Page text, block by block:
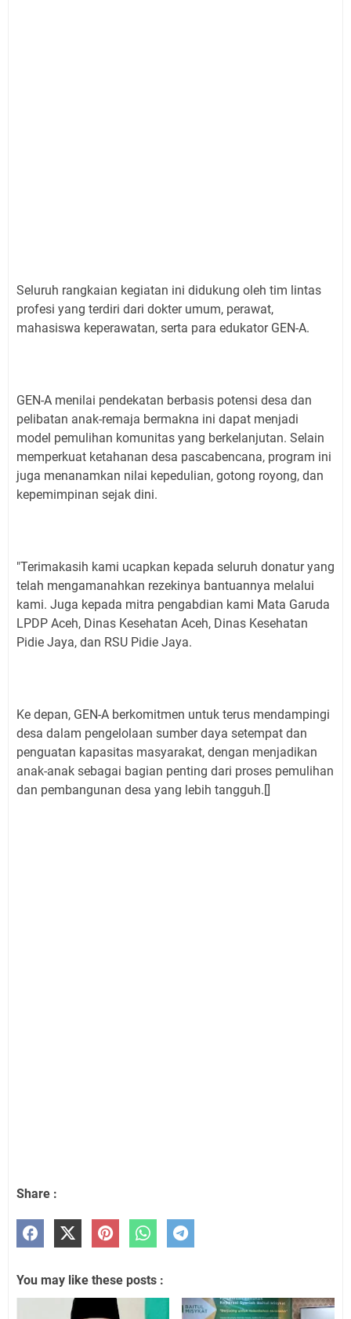
Seluruh rangkaian kegiatan ini didukung oleh tim lintas
profesi yang terdiri dari dokter umum, perawat,
mahasiswa keperawatan, serta para edukator GEN-A.
GEN-A menilai pendekatan berbasis potensi desa dan
pelibatan anak-remaja bermakna ini dapat menjadi
model pemulihan komunitas yang berkelanjutan. Selain
memperkuat ketahanan desa pascabencana, program ini
juga menanamkan nilai kepedulian, gotong royong, dan
kepemimpinan sejak dini.
"Terimakasih kami ucapkan kepada seluruh donatur yang
telah mengamanahkan rezekinya bantuannya melalui
kami. Juga kepada mitra pengabdian kami Mata Garuda
LPDP Aceh, Dinas Kesehatan Aceh, Dinas Kesehatan
Pidie Jaya, dan RSU Pidie Jaya.
Ke depan, GEN-A berkomitmen untuk terus mendampingi
desa dalam pengelolaan sumber daya setempat dan
penguatan kapasitas masyarakat, dengan menjadikan
anak-anak sebagai bagian penting dari proses pemulihan
dan pembangunan desa yang lebih tangguh.[]
Share :
You may like these posts :